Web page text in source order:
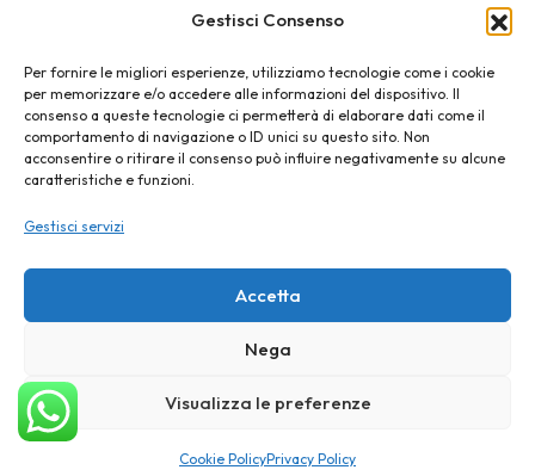
Gestisci Consenso
Per fornire le migliori esperienze, utilizziamo tecnologie come i cookie
per memorizzare e/o accedere alle informazioni del dispositivo. Il
consenso a queste tecnologie ci permetterà di elaborare dati come il
comportamento di navigazione o ID unici su questo sito. Non
acconsentire o ritirare il consenso può influire negativamente su alcune
caratteristiche e funzioni.
Gestisci servizi
Accetta
Nega
Visualizza le preferenze
Cookie PolicyPrivacy Policy
sposincampania@pec.it
Link
Top100
News e Tendenze
Destination Wedding
©2025 SposIn Campania